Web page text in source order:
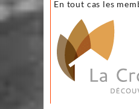
En tout cas les